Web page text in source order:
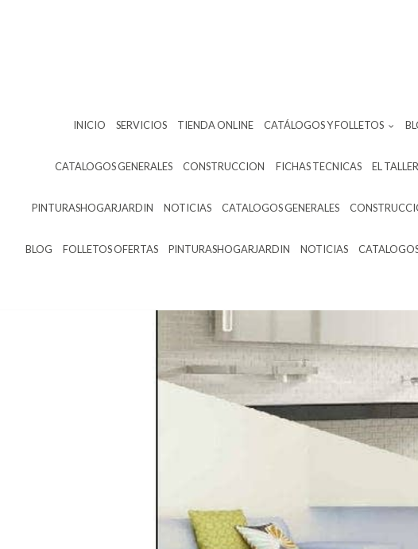
INICIO SERVICIOS TIENDA ONLINE CATÁLOGOS Y FOLLETOS
CATALOGOS GENERALES CONSTRUCCION FICHAS TECNICAS EL
PINTURASHOGARJARDIN NOTICIAS CATALOGOS GENERALES
BLOG FOLLETOS OFERTAS PINTURASHOGARJARDIN NOTICIAS